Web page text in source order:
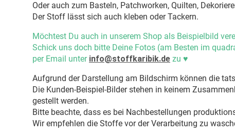
Oder auch zum Basteln, Patchworken, Quilten,
Der Stoff lässt sich auch kleben oder Tackern.
Möchtest Du auch in unserem Shop als Beispielbild
Schick uns doch bitte Deine Fotos (am Besten im
per Email unter info@stoffkaribik.de zu ♥
Aufgrund der Darstellung am Bildschirm können die
Die Kunden-Beispiel-Bilder stehen in keinem
gestellt werden.
Bitte beachte, dass es bei Nachbestellungen
Wir empfehlen die Stoffe vor der Verarbeitung zu